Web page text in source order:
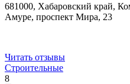
681000, Хабаровский край,
Амуре, проспект Мира, 23
Читать отзывы
Строительные
8